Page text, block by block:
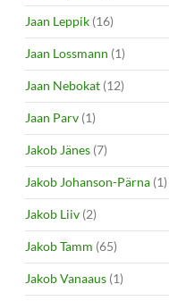
Jaan Leppik (16)
Jaan Lossmann (1)
Jaan Nebokat (12)
Jaan Parv (1)
Jakob Jänes (7)
Jakob Johanson-Pärna (1)
Jakob Liiv (2)
Jakob Tamm (65)
Jakob Vanaaus (1)